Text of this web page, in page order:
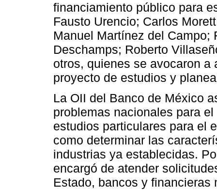
financiamiento público para
Fausto Urencio; Carlos
Manuel Martínez del Campo;
Deschamps; Roberto
otros, quienes se avocaron
proyecto de estudios y
La OII del Banco de México
problemas nacionales para
estudios particulares para el
como determinar las
industrias ya establecidas.
encargó de atender
Estado, bancos y